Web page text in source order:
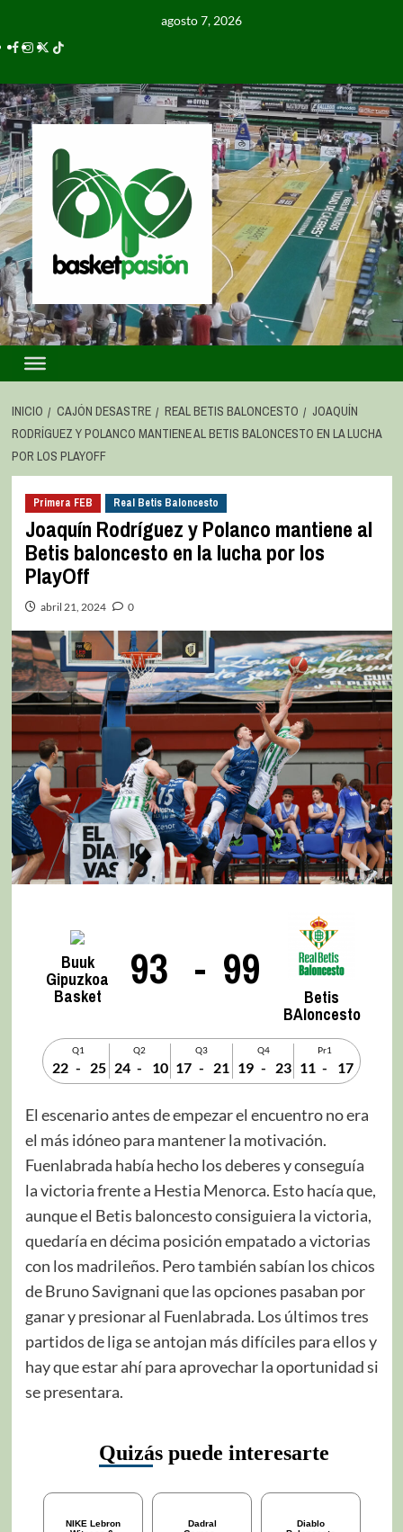
agosto 7, 2026
INICIO CAJÓN DESASTRE REAL BETIS BALONCESTO
JOAQUÍN
RODRÍGUEZ Y POLANCO MANTIENE AL BETIS BALONCESTO EN LA LUCHA
POR LOS PLAYOFF
Primera FEB Real Betis Baloncesto
Joaquín Rodríguez y Polanco mantiene al
Betis baloncesto en la lucha por los
PlayOff
abril 21, 2024 0
Buuk
Gipuzkoa
Basket
93 - 99
Betis
BAloncesto
Q1
22 - 25
Q2
24 - 10
Q3
17 - 21
Q4
19 - 23
Pr1
11 - 17
El escenario antes de empezar el encuentro no era
el más idóneo para mantener la motivación.
Fuenlabrada había hecho los deberes y conseguía
la victoria frente a Hestia Menorca. Esto hacía que,
aunque el Betis baloncesto consiguiera la victoria,
quedaría en décima posición empatado a victorias
con los madrileños. Pero también sabían los chicos
de Bruno Savignani que las opciones pasaban por
ganar y presionar al Fuenlabrada. Los últimos tres
partidos de liga se antojan más difíciles para ellos y
hay que estar ahí para aprovechar la oportunidad si
se presentara.